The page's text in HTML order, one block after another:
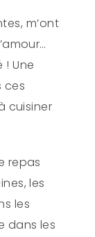
m’ont
! Une
ces
cuisiner
repas
les
les
dans les